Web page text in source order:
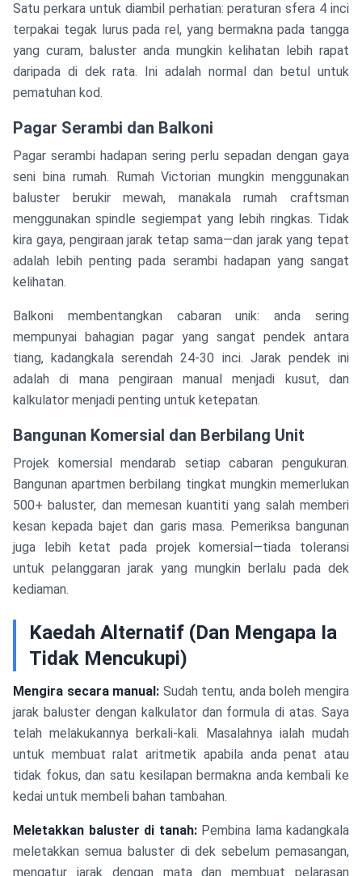
Satu perkara untuk diambil perhatian: peraturan sfera 4 inci
terpakai tegak lurus pada rel, yang bermakna pada tangga
yang curam, baluster anda mungkin kelihatan lebih rapat
daripada di dek rata. Ini adalah normal dan betul untuk
pematuhan kod.
Pagar Serambi dan Balkoni
Pagar serambi hadapan sering perlu sepadan dengan gaya
seni bina rumah. Rumah Victorian mungkin menggunakan
baluster berukir mewah, manakala rumah craftsman
menggunakan spindle segiempat yang lebih ringkas. Tidak
kira gaya, pengiraan jarak tetap sama—dan jarak yang tepat
adalah lebih penting pada serambi hadapan yang sangat
kelihatan.
Balkoni membentangkan cabaran unik: anda sering
mempunyai bahagian pagar yang sangat pendek antara
tiang, kadangkala serendah 24-30 inci. Jarak pendek ini
adalah di mana pengiraan manual menjadi kusut, dan
kalkulator menjadi penting untuk ketepatan.
Bangunan Komersial dan Berbilang Unit
Projek komersial mendarab setiap cabaran pengukuran.
Bangunan apartmen berbilang tingkat mungkin memerlukan
500+ baluster, dan memesan kuantiti yang salah memberi
kesan kepada bajet dan garis masa. Pemeriksa bangunan
juga lebih ketat pada projek komersial—tiada toleransi
untuk pelanggaran jarak yang mungkin berlalu pada dek
kediaman.
Kaedah Alternatif (Dan Mengapa Ia
Tidak Mencukupi)
Mengira secara manual: Sudah tentu, anda boleh mengira
jarak baluster dengan kalkulator dan formula di atas. Saya
telah melakukannya berkali-kali. Masalahnya ialah mudah
untuk membuat ralat aritmetik apabila anda penat atau
tidak fokus, dan satu kesilapan bermakna anda kembali ke
kedai untuk membeli bahan tambahan.
Meletakkan baluster di tanah:Pembina lama kadangkala
meletakkan semua baluster di dek sebelum pemasangan,
mengatur jarak dengan mata dan membuat pelarasan